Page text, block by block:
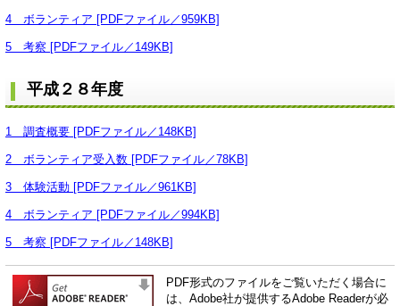
4 ボランティア [PDFファイル／959KB]
5 考察 [PDFファイル／149KB]
平成２８年度
1 調査概要 [PDFファイル／148KB]
2 ボランティア受入数 [PDFファイル／78KB]
3 体験活動 [PDFファイル／961KB]
4 ボランティア [PDFファイル／994KB]
5 考察 [PDFファイル／148KB]
PDF形式のファイルをご覧いただく場合に
は、Adobe社が提供するAdobe Readerが必